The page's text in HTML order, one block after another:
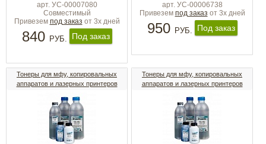
арт. УС-00007080
Совместимый
Привезем под заказ от 3х дней
840 РУБ. Под заказ
арт. УС-00006738
Привезем под заказ от 3х дней
950 РУБ. Под заказ
Тонеры для мфу, копировальных
аппаратов и лазерных принтеров
Тонеры для мфу, копировальных
аппаратов и лазерных принтеров